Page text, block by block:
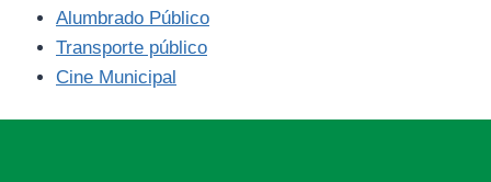
Alumbrado Público
Transporte público
Cine Municipal